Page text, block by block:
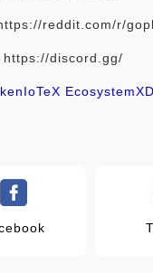
reddit.com/r/
https://discord.gg/
IoTeX Ecosystem